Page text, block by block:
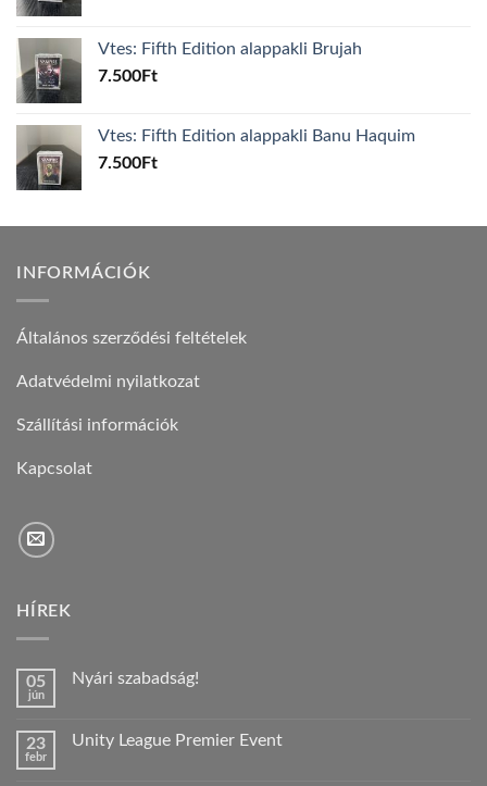
Vtes: Fifth Edition alappakli Brujah
7.500Ft
Vtes: Fifth Edition alappakli Banu Haquim
7.500Ft
INFORMÁCIÓK
Általános szerződési feltételek
Adatvédelmi nyilatkozat
Szállítási információk
Kapcsolat
HÍREK
05
jún
Nyári szabadság!
Nyári
23
febr
Unity League Premier Event